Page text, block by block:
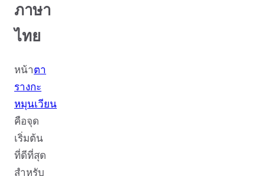
ภาษา
ไทย
หน้าตา
รางกะ
หมุนเวียน
คือจุด
เริ่มต้น
ที่ดีที่สุด
สำหรับ